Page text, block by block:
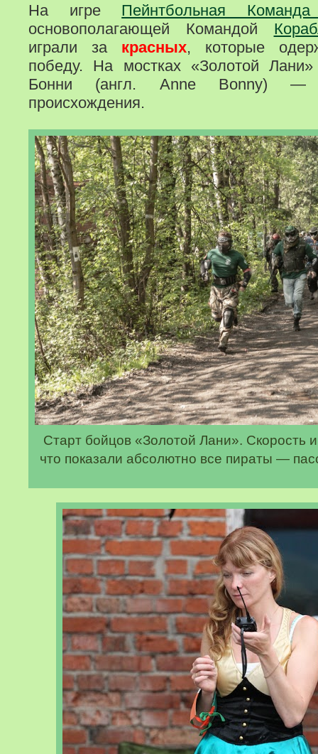
На игре Пейнтбольная
основополагающей Командой
играли за красных, которые
победу. На мостках «Золотой
Бонни (англ. Anne Bonny)
происхождения.
Старт бойцов «Золотой Лани». Скорость
что показали абсолютно все пираты —